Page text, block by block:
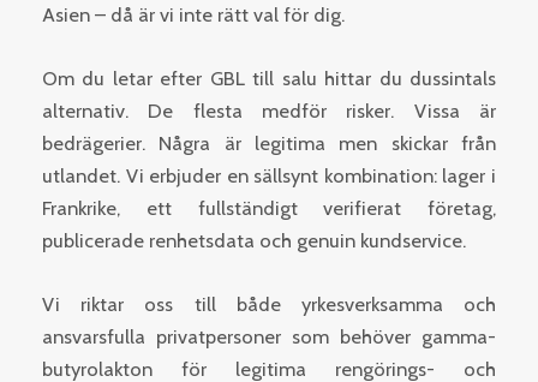
Asien – då är vi inte rätt val för dig.
Om du letar efter GBL till salu hittar du dussintals
alternativ. De flesta medför risker. Vissa är
bedrägerier. Några är legitima men skickar från
utlandet. Vi erbjuder en sällsynt kombination: lager i
Frankrike, ett fullständigt verifierat företag,
publicerade renhetsdata och genuin kundservice.
Vi riktar oss till både yrkesverksamma och
ansvarsfulla privatpersoner som behöver gamma-
butyrolakton för legitima rengörings- och